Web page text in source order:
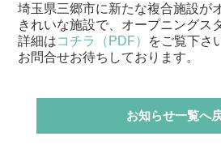
埼玉県三郷市に新たな複合施設が
きれいな施設で、オープニングス
詳細はコチラ（PDF） をご覧下さ
お問合せお待ちしております。
お知らせ一覧へ